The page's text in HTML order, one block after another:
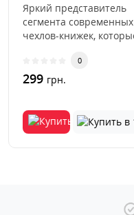
Яркий представитель
сегмента современных
чехлов-книжек,
свою огром..
0
299 грн.